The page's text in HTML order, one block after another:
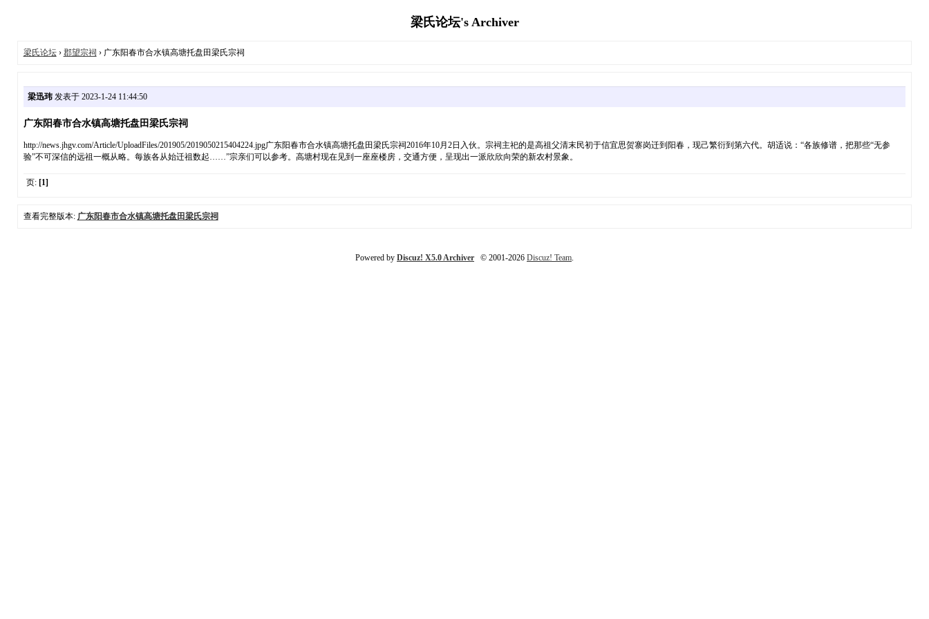
梁氏论坛's Archiver
梁氏论坛› 郡望宗祠 › 广东阳春市合水镇高塘托盘田梁氏宗祠
梁迅玮发表于 2023-1-24 11:44:50
广东阳春市合水镇高塘托盘田梁氏宗祠
http://news.jhgv.com/Article/UploadFiles/201905/2019050215404224.jpg广东阳春市合水镇高塘托盘田梁氏宗祠2016年10月2日入伙。宗祠主祀的是高祖父清末民初于信宜思贺寨岗迁到阳春，现己繁衍到第六代。胡适说：“各族修谱，把那些“无参
验”不可深信的远祖一概从略。每族各从始迁祖数起……”宗亲们可以参考。高塘村现在见到一座座楼房，交通方便，呈现出一派欣欣向荣的新农村景象。
页: [1]
查看完整版本: 广东阳春市合水镇高塘托盘田梁氏宗祠
Powered by Discuz! X5.0 Archiver © 2001-2026 Discuz! Team.